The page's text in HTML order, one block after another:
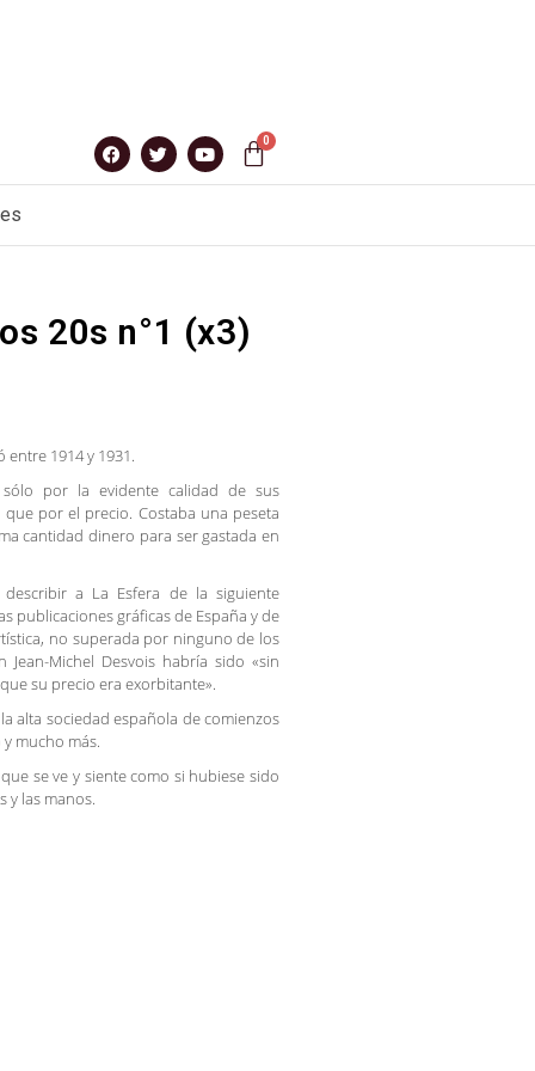
20s n°1 (x3)
1914 y 1931.
por la evidente calidad de sus
por el precio. Costaba una peseta
cantidad dinero para ser gastada en
a La Esfera de la siguiente
publicaciones gráficas de España y de
no superada por ninguno de los
Michel Desvois habría sido «sin
su precio era exorbitante».
alta sociedad española de comienzos
mucho más.
se ve y siente como si hubiese sido
y las manos.